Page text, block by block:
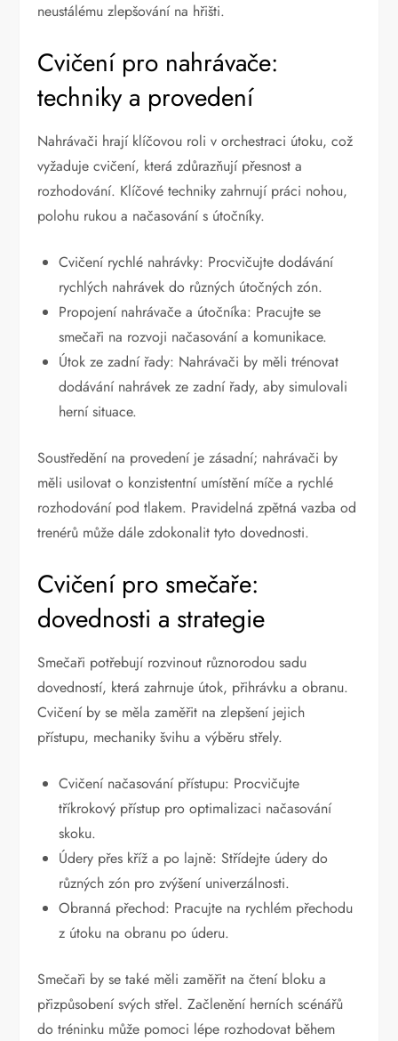
neustálému zlepšování na hřišti.
Cvičení pro nahrávače:
techniky a provedení
Nahrávači hrají klíčovou roli v orchestraci útoku, což
vyžaduje cvičení, která zdůrazňují přesnost a
rozhodování. Klíčové techniky zahrnují práci nohou,
polohu rukou a načasování s útočníky.
Cvičení rychlé nahrávky: Procvičujte dodávání
rychlých nahrávek do různých útočných zón.
Propojení nahrávače a útočníka: Pracujte se
smečaři na rozvoji načasování a komunikace.
Útok ze zadní řady: Nahrávači by měli trénovat
dodávání nahrávek ze zadní řady, aby simulovali
herní situace.
Soustředění na provedení je zásadní; nahrávači by
měli usilovat o konzistentní umístění míče a rychlé
rozhodování pod tlakem. Pravidelná zpětná vazba od
trenérů může dále zdokonalit tyto dovednosti.
Cvičení pro smečaře:
dovednosti a strategie
Smečaři potřebují rozvinout různorodou sadu
dovedností, která zahrnuje útok, přihrávku a obranu.
Cvičení by se měla zaměřit na zlepšení jejich
přístupu, mechaniky švihu a výběru střely.
Cvičení načasování přístupu: Procvičujte
tříkrokový přístup pro optimalizaci načasování
skoku.
Údery přes kříž a po lajně: Střídejte údery do
různých zón pro zvýšení univerzálnosti.
Obranná přechod: Pracujte na rychlém přechodu
z útoku na obranu po úderu.
Smečaři by se také měli zaměřit na čtení bloku a
přizpůsobení svých střel. Začlenění herních scénářů
do tréninku může pomoci lépe rozhodovat během